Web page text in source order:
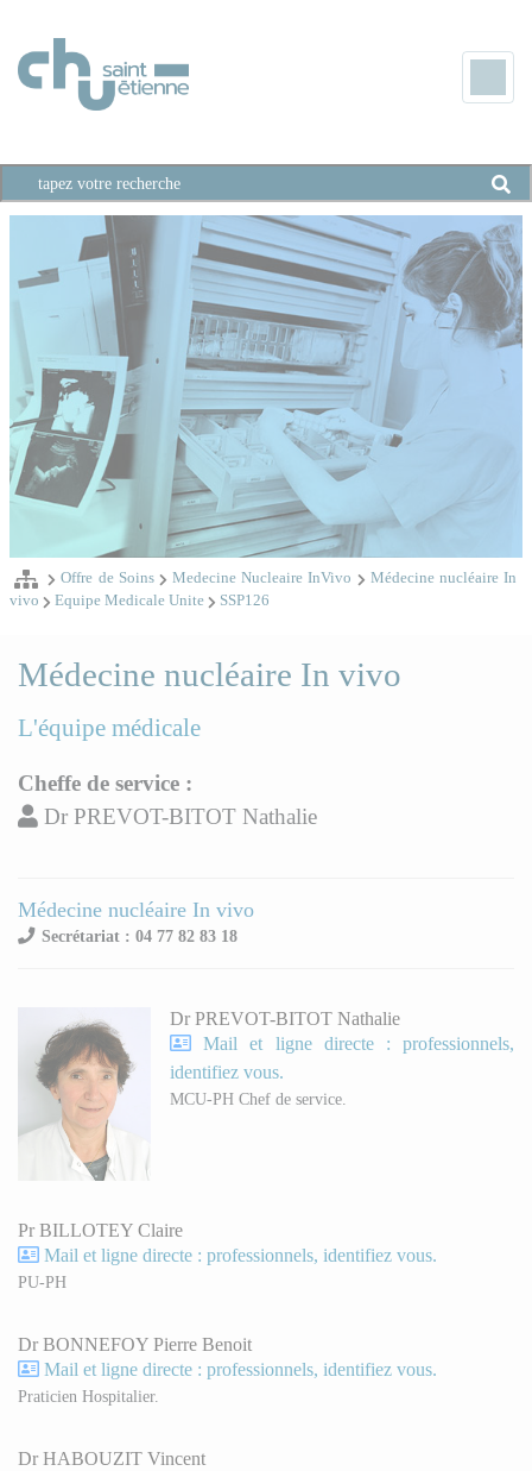
Offre de Soins Medecine Nucleaire InVivo
Médecine nucléaire In
vivo
Equipe Medicale Unite SSP126
Médecine nucléaire In vivo
L'équipe médicale
Cheffe de service :
Dr PREVOT-BITOT Nathalie
Médecine nucléaire In vivo
Secrétariat : 04 77 82 83 18
Dr PREVOT-BITOT Nathalie
Mail et ligne directe : professionnels,
identifiez vous.
MCU-PH Chef de service.
Pr BILLOTEY Claire
Mail et ligne directe : professionnels, identifiez vous.
PU-PH
Dr BONNEFOY Pierre Benoit
Mail et ligne directe : professionnels, identifiez vous.
Praticien Hospitalier.
Dr HABOUZIT Vincent